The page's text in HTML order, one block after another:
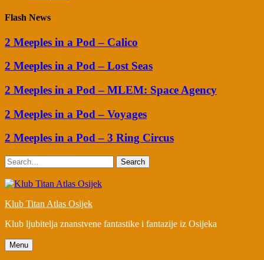
Flash News
2 Meeples in a Pod – Calico
2 Meeples in a Pod – Lost Seas
2 Meeples in a Pod – MLEM: Space Agency
2 Meeples in a Pod – Voyages
2 Meeples in a Pod – 3 Ring Circus
Search
Klub Titan Atlas Osijek
Klub ljubitelja znanstvene fantastike i fantazije iz Osijeka
Menu